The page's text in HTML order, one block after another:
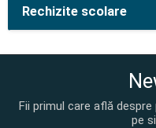
Rechizite scolare
Fii primul care află
pe